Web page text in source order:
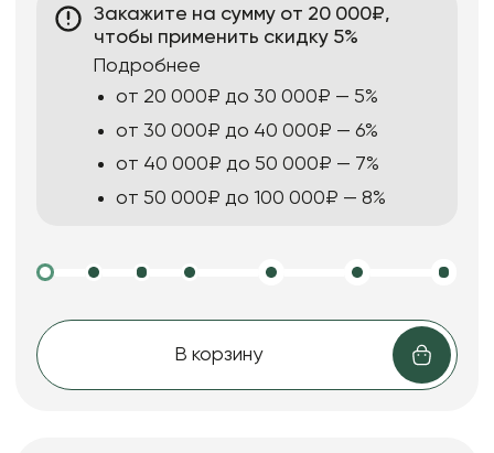
Закажите на сумму от 20 000₽,
чтобы применить скидку 5%
Подробнее
от 20 000₽ до 30 000₽ — 5%
от 30 000₽ до 40 000₽ — 6%
от 40 000₽ до 50 000₽ — 7%
от 50 000₽ до 100 000₽ — 8%
В корзину